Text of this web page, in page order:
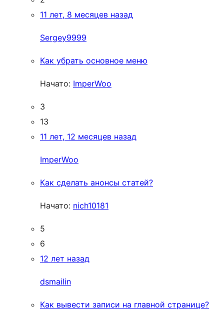
11 лет, 8 месяцев назад
Sergey9999
Как убрать основное меню
Начато: ImperWoo
3
13
11 лет, 12 месяцев назад
ImperWoo
Как сделать анонсы статей?
Начато: nich10181
5
6
12 лет назад
dsmailin
Как вывести записи на главной странице?